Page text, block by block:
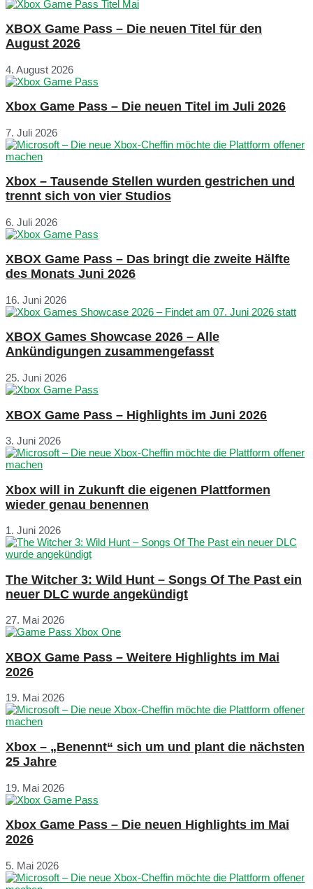
XBOX Game Pass – Die neuen Titel für den
August 2026
4. August 2026
Xbox Game Pass – Die neuen Titel im Juli 2026
7. Juli 2026
Xbox – Tausende Stellen wurden gestrichen und
trennt sich von vier Studios
6. Juli 2026
XBOX Game Pass – Das bringt die zweite Hälfte
des Monats Juni 2026
16. Juni 2026
XBOX Games Showcase 2026 – Alle
Ankündigungen zusammengefasst
25. Juni 2026
XBOX Game Pass – Highlights im Juni 2026
3. Juni 2026
Xbox will in Zukunft die eigenen Plattformen
wieder genau benennen
1. Juni 2026
The Witcher 3: Wild Hunt – Songs Of The Past ein
neuer DLC wurde angekündigt
27. Mai 2026
XBOX Game Pass – Weitere Highlights im Mai
2026
19. Mai 2026
Xbox – „Benennt“ sich um und plant die nächsten
25 Jahre
19. Mai 2026
Xbox Game Pass – Die neuen Highlights im Mai
2026
5. Mai 2026